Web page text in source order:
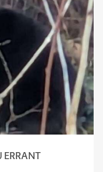
ERRANT